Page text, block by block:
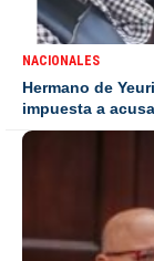
NACIONALES
Hermano de
impuesta a